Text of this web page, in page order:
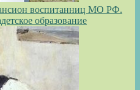
воспитанниц МО РФ.
образование